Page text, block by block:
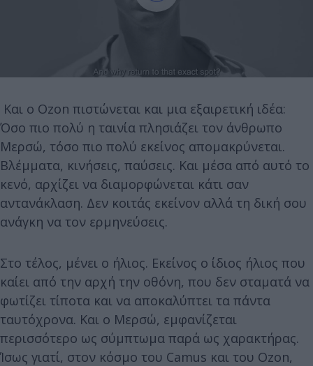
Και ο Ozon πιστώνεται και μια εξαιρετική ιδέα:
Όσο πιο πολύ η ταινία πλησιάζει τον άνθρωπο
Μερσώ, τόσο πιο πολύ εκείνος απομακρύνεται.
Βλέμματα, κινήσεις, παύσεις. Και μέσα από αυτό το
κενό, αρχίζει να διαμορφώνεται κάτι σαν
αντανάκλαση. Δεν κοιτάς εκείνον αλλά τη δική σου
ανάγκη να τον ερμηνεύσεις.
Στο τέλος, μένει ο ήλιος. Εκείνος ο ίδιος ήλιος που
καίει από την αρχή την οθόνη, που δεν σταματά να
φωτίζει τίποτα και να αποκαλύπτει τα πάντα
ταυτόχρονα. Και ο Μερσώ, εμφανίζεται
περισσότερο ως σύμπτωμα παρά ως χαρακτήρας.
Ίσως γιατί, στον κόσμο του Camus και του Ozon,